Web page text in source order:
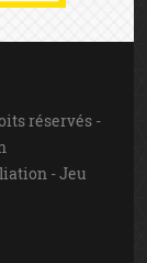
réservés -
-Jeu